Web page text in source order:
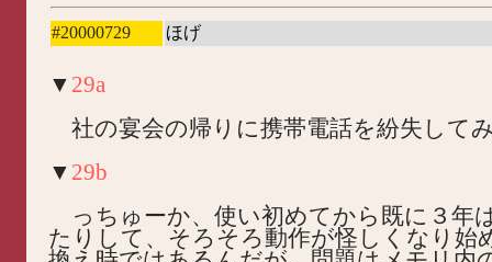
#20000729 ほげ
▼ 29a
社の宴会の帰りに携帯電話を紛失して
▼ 29b
っちゅーか、使い初めてから既に３年
たりして、そろそろ動作が怪しくなり始